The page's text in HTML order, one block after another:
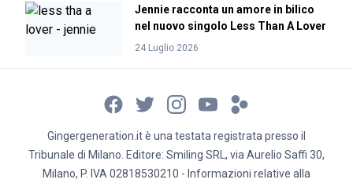
Jennie racconta un amore in bilico
nel nuovo singolo Less Than A Lover
24 Luglio 2026
Gingergeneration.it è una testata registrata presso il
Tribunale di Milano. Editore: Smiling SRL, via Aurelio Saffi 30,
Milano, P. IVA 02818530210 - Informazioni relative alla